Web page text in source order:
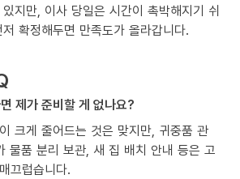
지만, 이사 당일은 시간이 촉박해지기 쉬
확정해두면 만족도가 올라갑니다.
제가 준비할 게 없나요?
크게 줄어드는 것은 맞지만, 귀중품 관
물품 분리 보관, 새 집 배치 안내 등은 고
끄럽습니다.